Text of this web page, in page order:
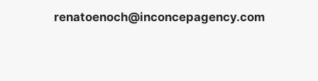
renatoenoch@inconcepagency.com